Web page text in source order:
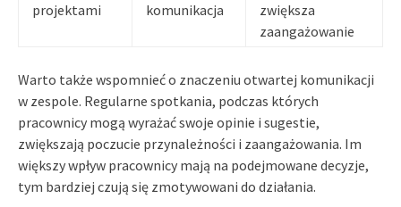
projektami
komunikacja
zwiększa
zaangażowanie
Warto także wspomnieć o znaczeniu otwartej komunikacji
w zespole. Regularne spotkania, podczas których
pracownicy mogą wyrażać swoje opinie i sugestie,
zwiększają poczucie przynależności i zaangażowania. Im
większy wpływ pracownicy mają na podejmowane decyzje,
tym bardziej czują się zmotywowani do działania.